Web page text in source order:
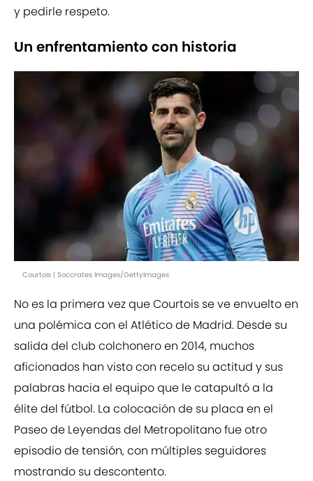
y pedirle respeto.
Un enfrentamiento con historia
Courtois | Soccrates Images/GettyImages
No es la primera vez que Courtois se ve envuelto en
una polémica con el Atlético de Madrid. Desde su
salida del club colchonero en 2014, muchos
aficionados han visto con recelo su actitud y sus
palabras hacia el equipo que le catapultó a la
élite del fútbol. La colocación de su placa en el
Paseo de Leyendas del Metropolitano fue otro
episodio de tensión, con múltiples seguidores
mostrando su descontento.